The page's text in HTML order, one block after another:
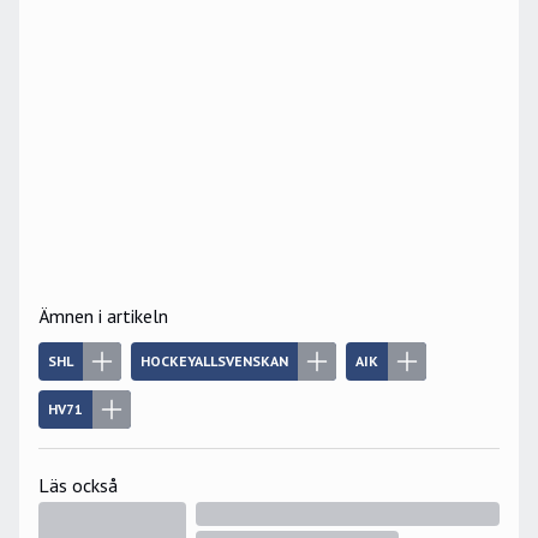
Ämnen i artikeln
SHL HOCKEYALLSVENSKAN AIK
HV71
Läs också